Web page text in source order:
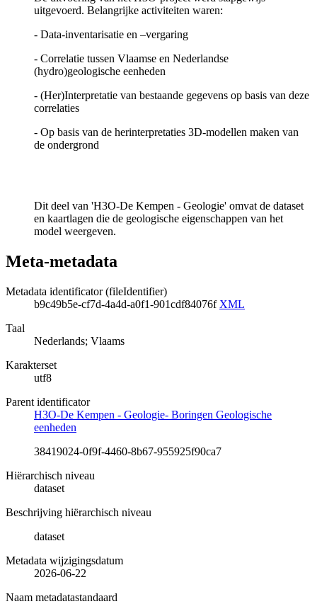
uitgevoerd. Belangrijke activiteiten waren:
- Data-inventarisatie en –vergaring
- Correlatie tussen Vlaamse en Nederlandse
(hydro)geologische eenheden
- (Her)Interpretatie van bestaande gegevens op basis van deze
correlaties
- Op basis van de herinterpretaties 3D-modellen maken van
de ondergrond
Dit deel van 'H3O-De Kempen - Geologie' omvat de dataset
en kaartlagen die de geologische eigenschappen van het
model weergeven.
Meta-metadata
Metadata identificator (fileIdentifier)
b9c49b5e-cf7d-4a4d-a0f1-901cdf84076f XML
Taal
Nederlands; Vlaams
Karakterset
utf8
Parent identificator
H3O-De Kempen - Geologie- Boringen Geologische
eenheden
38419024-0f9f-4460-8b67-955925f90ca7
Hiërarchisch niveau
dataset
Beschrijving hiërarchisch niveau
dataset
Metadata wijzigingsdatum
2026-06-22
Naam metadatastandaard